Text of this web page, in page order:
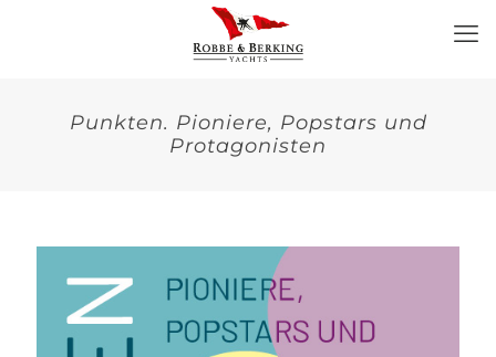
Punkten. Pioniere, Popstars und
Protagonisten